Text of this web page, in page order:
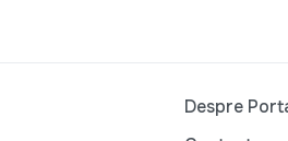
Despre